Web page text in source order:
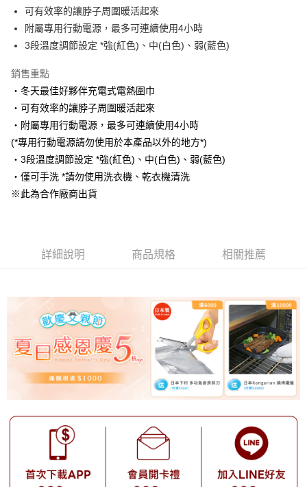
大哥付你分期
相關說明
【大哥付你分期使用說明】
1.本服務由台灣大哥大提供，台灣大哥大用戶可立即使用無須另外申請。
流程，驗證手機門號後，選擇欲分期的期數、繳款截止日，確認付款後即完
成交易。
3.實際核准額度、可分期數及費用金額請依後續交易確認頁面所載為準。
4.訂單成立30分鐘內，如未前往確認交易或遇審核未通過，訂單將自動取
消。如遇「轉專審核」未通過狀況，表示未達大哥付你分期系統評分，恕無
法說明評估內容。
1.分期款項不併入電信帳單，「大哥付你分期」於每月結算日後寄送繳費提
醒簡訊。
2.透過簡訊連結打開帳單後，可選擇「超商條碼／台灣大直營門市／銀行轉
帳／街口支付／iPASS MONEY」等通路繳費。
用戶於交易時，得透過本服務購買商品或服務，並由商店將買賣／分期付款
由本公司與您本人進行分期帳單所需資料之確認、核對及更正。
3.完整用戶服務條款，請詳閱以下連結：https://oppay.tw/userRule
ATM付款
運送方式
宅配【父親節大回饋】限時$299免運
每筆NT$150，滿NT$299(含以上)免運費
可有效率的讓脖子周圍暖活起來
附屬專用行動電源，最多可連續使用4小時
3段溫度調節設定 *強(紅色)、中(白色)、弱(藍色)
銷售重點
・冬天最佳好夥伴充電式電熱圍巾
・可有效率的讓脖子周圍暖活起來
・附屬專用行動電源，最多可連續使用4小時
(*專用行動電源請勿使用於本產品以外的地方*)
・3段溫度調節設定 *強(紅色)、中(白色)、弱(藍色)
・僅可手洗 *請勿使用洗衣機、乾衣機清洗
※此為合作廠商出貨
詳細說明 商品規格 相關推薦